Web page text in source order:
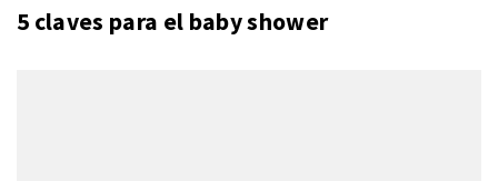
5 claves para el baby shower